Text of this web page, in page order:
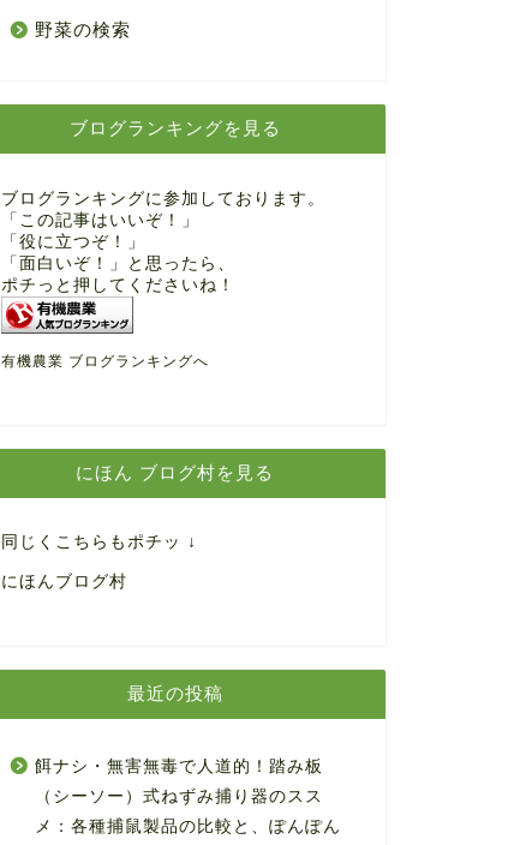
野菜の検索
ブログランキングを見る
ブログランキングに参加しております。
「この記事はいいぞ！」
「役に立つぞ！」
「面白いぞ！」と思ったら、
ポチっと押してくださいね！
有機農業 ブログランキングへ
にほん ブログ村を見る
同じくこちらもポチッ ↓
にほんブログ村
最近の投稿
餌ナシ・無害無毒で人道的！踏み板
（シーソー）式ねずみ捕り器のスス
メ：各種捕鼠製品の比較と、ぽんぽん